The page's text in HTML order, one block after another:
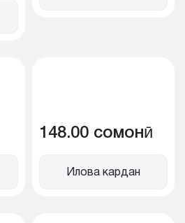
148.00 сомонӣ
Илова кардан